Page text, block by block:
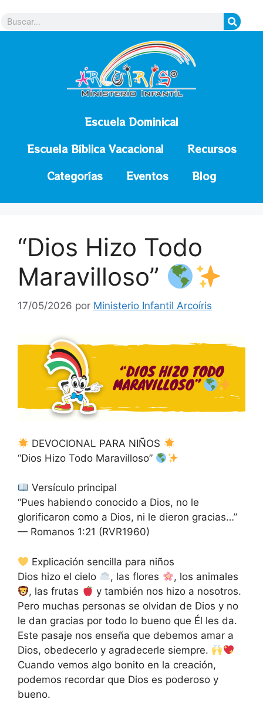
Escuela Dominical
Escuela Bíblica Vacacional
Recursos
Categorías
Eventos Blog
“Dios Hizo Todo
Maravilloso”
17/05/2026 por Ministerio Infantil Arcoíris
DEVOCIONAL PARA NIÑOS
“Dios Hizo Todo Maravilloso”
Versículo principal
“Pues habiendo conocido a Dios, no le
glorificaron como a Dios, ni le dieron gracias…”
— Romanos 1:21 (RVR1960)
Explicación sencilla para niños
Dios hizo el cielo
, las flores
, los animales
, las frutas
y también nos hizo a nosotros.
Pero muchas personas se olvidan de Dios y no
le dan gracias por todo lo bueno que Él les da.
Este pasaje nos enseña que debemos amar a
Dios, obedecerlo y agradecerle siempre.
Cuando vemos algo bonito en la creación,
podemos recordar que Dios es poderoso y
bueno.